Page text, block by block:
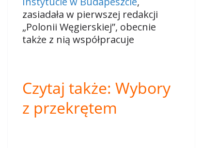
zasiadała w pierwszej redakcji
„Polonii Węgierskiej”, obecnie
także z nią współpracuje
Czytaj także: Wybory
z przekrętem